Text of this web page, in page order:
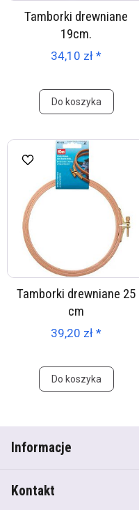
Tamborki drewniane
19cm.
34,10 zł *
Do koszyka
Tamborki drewniane 25
cm
39,20 zł *
Do koszyka
Informacje
Kontakt